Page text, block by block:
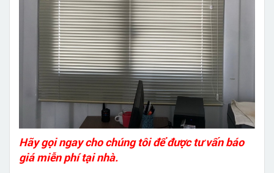
Hãy gọi ngay cho chúng tôi để được tư vấn báo
giá miễn phí tại nhà.